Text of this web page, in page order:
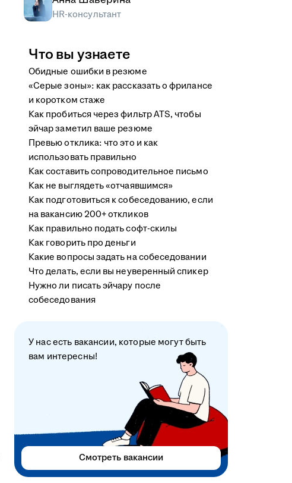
HR-консультант
Что вы узнаете
Обидные ошибки в резюме
«Серые зоны»: как рассказать о фрилансе
и коротком стаже
Как пробиться через фильтр ATS, чтобы
эйчар заметил ваше резюме
Превью отклика: что это и как
использовать правильно
Как составить сопроводительное письмо
Как не выглядеть «отчаявшимся»
Как подготовиться к собеседованию, если
на вакансию 200+ откликов
Как правильно подать софт-скилы
Как говорить про деньги
Какие вопросы задать на собеседовании
Что делать, если вы неуверенный спикер
Нужно ли писать эйчару после
собеседования
У нас есть вакансии, которые могут быть
вам интересны!
Смотреть вакансии